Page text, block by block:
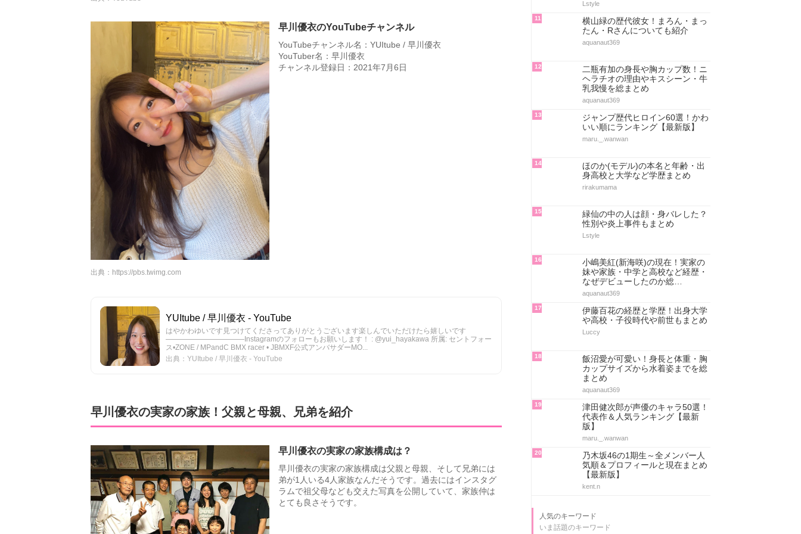
早川優衣のYouTubeチャンネル
YouTubeチャンネル名：YUItube / 早川優衣
YouTuber名：早川優衣
チャンネル登録日：2021年7月6日
出典： https://pbs.twimg.com
YUItube / 早川優衣 - YouTube
はやかわゆいです見つけてくださってありがとうございます楽しんでいただけたら嬉しいです
———————————Instagramのフォローもお願いします！ : @yui_hayakawa 所属: セントフォー
ス•ZONE / MPandC BMX racer • JBMXF公式アンバサダーMO...
出典：YUItube / 早川優衣 - YouTube
早川優衣の実家の家族！父親と母親、兄弟を紹介
早川優衣の実家の家族構成は？
早川優衣の実家の家族構成は父親と母親、そして兄弟には
弟が1人いる4人家族なんだそうです。過去にはインスタグ
ラムで祖父母なども交えた写真を公開していて、家族仲は
とても良さそうです。
Lstyle
11
横山緑の歴代彼女！まろん・まっ
たん・Rさんについても紹介
aquanaut369
12
二瓶有加の身長や胸カップ数！ニ
ヘラチオの理由やキスシーン・牛
乳我慢を総まとめ
aquanaut369
13
ジャンプ歴代ヒロイン60選！かわ
いい順にランキング【最新版】
maru._.wanwan
14
ほのか(モデル)の本名と年齢・出
身高校と大学など学歴まとめ
rirakumama
15
緑仙の中の人は顔・身バレした？
性別や炎上事件もまとめ
Lstyle
16
小嶋美紅(新海咲)の現在！実家の
妹や家族・中学と高校など経歴・
なぜデビューしたのか総…
aquanaut369
17
伊藤百花の経歴と学歴！出身大学
や高校・子役時代や前世もまとめ
Luccy
18
飯沼愛が可愛い！身長と体重・胸
カップサイズから水着姿までを総
まとめ
aquanaut369
19
津田健次郎が声優のキャラ50選！
代表作＆人気ランキング【最新
版】
maru._.wanwan
20
乃木坂46の1期生～全メンバー人
気順＆プロフィールと現在まとめ
【最新版】
kent.n
人気のキーワード
いま話題のキーワード